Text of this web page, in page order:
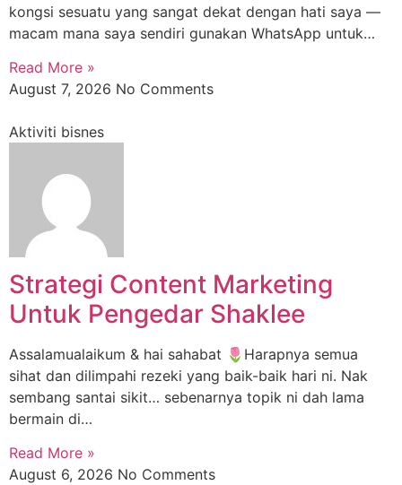
kongsi sesuatu yang sangat dekat dengan hati saya —
macam mana saya sendiri gunakan WhatsApp untuk…
Read More »
August 7, 2026 No Comments
Aktiviti bisnes
Strategi Content Marketing
Untuk Pengedar Shaklee
Assalamualaikum & hai sahabat 🌷Harapnya semua
sihat dan dilimpahi rezeki yang baik-baik hari ni. Nak
sembang santai sikit… sebenarnya topik ni dah lama
bermain di…
Read More »
August 6, 2026 No Comments